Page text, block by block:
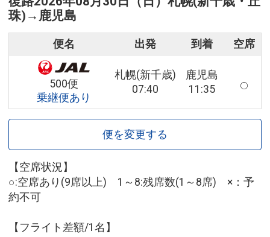
珠) → 鹿児島
便名 出発 到着 空席
500便
乗継便あり
札幌(新千歳)
07:40
鹿児島
11:35
便を変更する
【空席状況】
○:空席あり(9席以上) 1～8:残席数(1～8席) ×：予
約不可
【フライト差額/1名】